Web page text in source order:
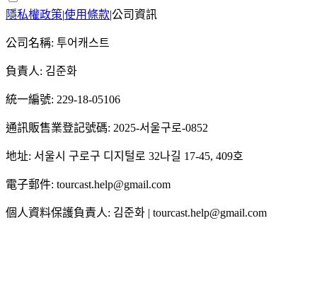
隱私權政策|使用條款|公司資訊
公司名稱: 투어캐스트
負責人: 김준화
統一編號: 229-18-05106
通訊販售業登記號碼: 2025-서울구로-0852
地址: 서울시 구로구 디지털로 32나길 17-45, 409호
電子郵件: tourcast.help@gmail.com
個人資料保護負責人: 김준화 | tourcast.help@gmail.com